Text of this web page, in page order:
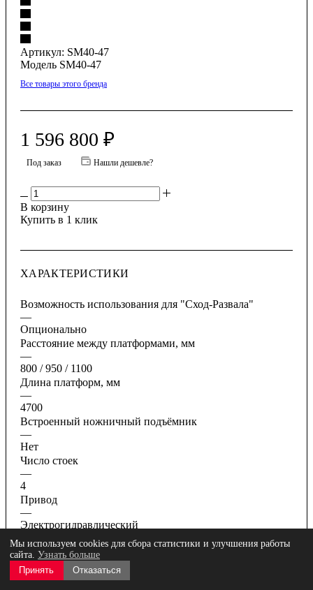
Артикул: SM40-47
Модель SM40-47
Все товары этого бренда
1 596 800 ₽
Под заказ Нашли дешевле?
В корзину
Купить в 1 клик
ХАРАКТЕРИСТИКИ
Возможность использования для "Сход-Развала"
—
Опционально
Расстояние между платформами, мм
—
800 / 950 / 1100
Длина платформ, мм
—
4700
Встроенный ножничный подъёмник
—
Нет
Число стоек
—
4
Привод
—
Электрогидравлический
Все характеристики
Мы используем cookies для сбора статистики и улучшения работы
сайта. Узнать больше
Принять
Отказаться